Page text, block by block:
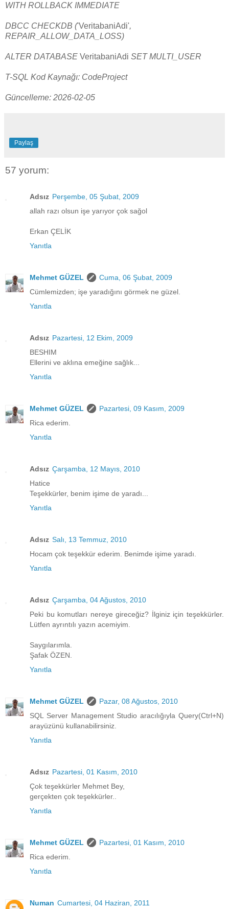
WITH ROLLBACK IMMEDIATE
DBCC CHECKDB ('VeritabaniAdi',
REPAIR_ALLOW_DATA_LOSS)
ALTER DATABASE VeritabaniAdi SET MULTI_USER
T-SQL Kod Kaynağı: CodeProject
Güncelleme: 2026-02-05
Paylaş
57 yorum:
Adsız Perşembe, 05 Şubat, 2009
allah razı olsun işe yarıyor çok sağol
Erkan ÇELİK
Yanıtla
Mehmet GÜZEL
Cuma, 06 Şubat, 2009
Cümlemizden; işe yaradığını görmek ne güzel.
Yanıtla
Adsız Pazartesi, 12 Ekim, 2009
BESHIM
Ellerini ve aklına emeğine sağlık...
Yanıtla
Mehmet GÜZEL
Pazartesi, 09 Kasım, 2009
Rica ederim.
Yanıtla
Adsız Çarşamba, 12 Mayıs, 2010
Hatice
Teşekkürler, benim işime de yaradı...
Yanıtla
Adsız Salı, 13 Temmuz, 2010
Hocam çok teşekkür ederim. Benimde işime yaradı.
Yanıtla
Adsız Çarşamba, 04 Ağustos, 2010
Peki bu komutları nereye gireceğiz? İlginiz için teşekkürler.
Lütfen ayrıntılı yazın acemiyim.
Saygılarımla.
Şafak ÖZEN.
Yanıtla
Mehmet GÜZEL
Pazar, 08 Ağustos, 2010
SQL Server Management Studio aracılığıyla Query(Ctrl+N)
arayüzünü kullanabilirsiniz.
Yanıtla
Adsız Pazartesi, 01 Kasım, 2010
Çok teşekkürler Mehmet Bey,
gerçekten çok teşekkürler..
Yanıtla
Mehmet GÜZEL
Pazartesi, 01 Kasım, 2010
Rica ederim.
Yanıtla
Numan Cumartesi, 04 Haziran, 2011